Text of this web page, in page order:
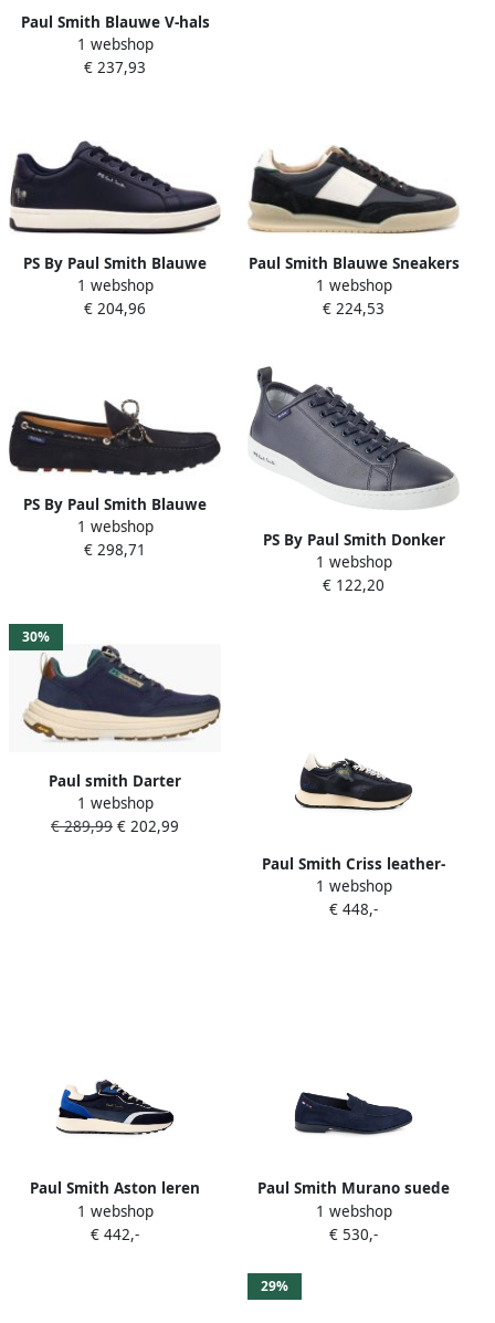
Paul Smith Blauwe V-hals
Trui Geribbelde Boorden
1 webshop
€ 237,93
PS By Paul Smith Blauwe
Sneakers voor Mannen
1 webshop
€ 204,96
Paul Smith Blauwe Sneakers
met Logo Print Blue Heren
1 webshop
€ 224,53
PS By Paul Smith Blauwe
Suède Loafers Moccasins
Ss23 Blue Heren
1 webshop
€ 298,71
PS By Paul Smith Donker
Marineblauw Stijlvol Model
Blue Heren
1 webshop
€ 122,20
30%
Paul smith Darter
Donkerblauw
1 webshop
€ 289,99 € 202,99
Paul Smith Criss leather-
trim sneakers Blauw
1 webshop
€ 448,-
Paul Smith Aston leren
sneakers Blauw
1 webshop
€ 442,-
Paul Smith Murano suede
penny-slot loafers Blauw
1 webshop
€ 530,-
29%